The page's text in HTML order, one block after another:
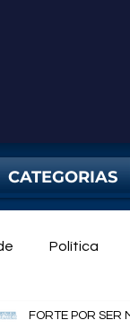
CATEGORIAS
Política
Bahia
FORTE POR SER